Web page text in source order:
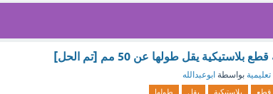
يقل طولها عن 50 مم [تم الحل]
بواسطة ابوعبدالله
قطع بلاستيكية يقل طولها